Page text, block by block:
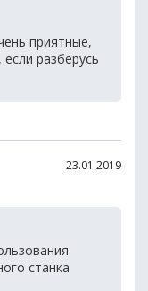
приятные,
разберусь
23.01.2019
станка